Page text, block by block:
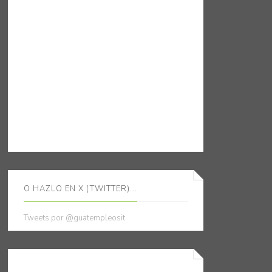
O HAZLO EN X (TWITTER)...
Tweets por @guatempleosit